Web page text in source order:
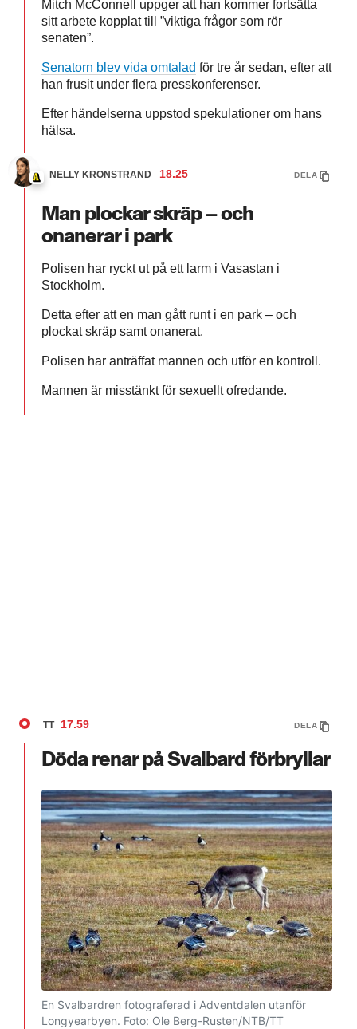
Mitch McConnell uppger att han kommer fortsätta
sitt arbete kopplat till ”viktiga frågor som rör
senaten”.
Senatorn blev vida omtalad för tre år sedan, efter att
han frusit under flera presskonferenser.
Efter händelserna uppstod spekulationer om hans
hälsa.
NELLY KRONSTRAND 18.25 DELA
Man plockar skräp – och
onanerar i park
Polisen har ryckt ut på ett larm i Vasastan i
Stockholm.
Detta efter att en man gått runt i en park – och
plockat skräp samt onanerat.
Polisen har anträffat mannen och utför en kontroll.
Mannen är misstänkt för sexuellt ofredande.
TT 17.59 DELA
Döda renar på Svalbard förbryllar
En Svalbardren fotograferad i Adventdalen utanför
Longyearbyen. Foto: Ole Berg-Rusten/NTB/TT